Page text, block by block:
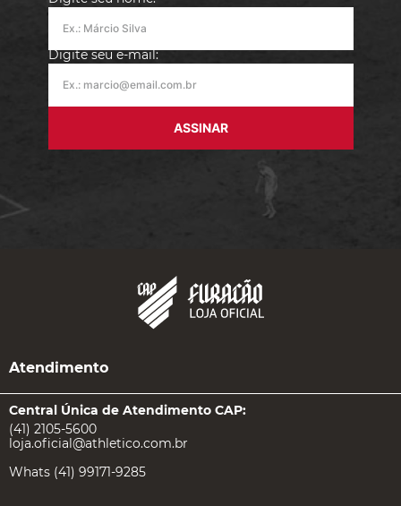
Digite seu e-mail:
ASSINAR
Atendimento
Central Única de Atendimento CAP:
(41) 2105-5600
loja.oficial@athletico.com.br
Whats (41) 99171-9285